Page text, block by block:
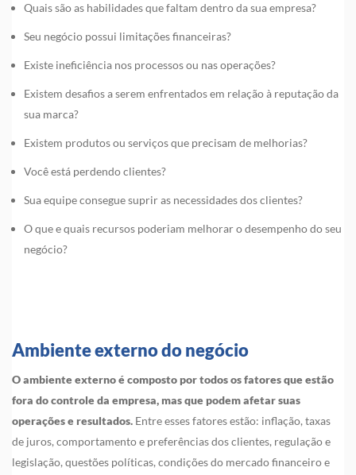
Quais são as habilidades que faltam dentro da sua empresa?
Seu negócio possui limitações financeiras?
Existe ineficiência nos processos ou nas operações?
Existem desafios a serem enfrentados em relação à reputação da
sua marca?
Existem produtos ou serviços que precisam de melhorias?
Você está perdendo clientes?
Sua equipe consegue suprir as necessidades dos clientes?
O que e quais recursos poderiam melhorar o desempenho do seu
negócio?
Ambiente externo do negócio
O ambiente externo é composto por todos os fatores que estão
fora do controle da empresa, mas que podem afetar suas
operações e resultados. Entre esses fatores estão: inflação, taxas
de juros, comportamento e preferências dos clientes, regulação e
legislação, questões políticas, condições do mercado financeiro e